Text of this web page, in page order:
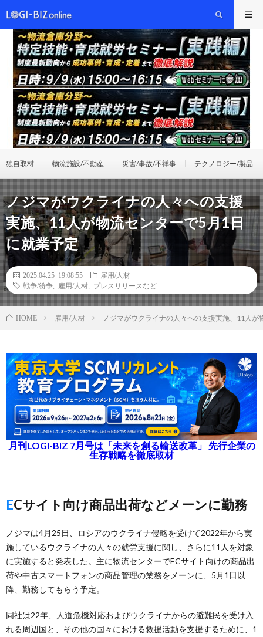
独自取材 物流施設/不動産 災害/事故/不祥事 テクノロジー/製品
ノジマがウクライナの人々への支援
実施、11人が物流センターで5月1日
に就業予定
2025.04.25 19:08:55
雇用/人材
戦争/紛争
雇用/人材 プレスリリースなど
HOME 雇用/人材 ノジマがウクライナの人々への支援実施、11人
月刊LOGI-BIZ 7月号は「未来を創る輸送改革」 先行企業の
生存戦略を徹底取材
ECサイト向け商品出荷などメーンに勤務
ノジマは4月25日、ロシアのウクライナ侵略を受けて2022年から実
施しているウクライナの人々の就労支援に関し、さらに11人を対象
に実施すると発表した。主に物流センターでECサイト向けの商品出
荷や中古スマートフォンの商品管理の業務をメーンに、5月1日以
降、勤務してもらう予定。
同社は22年、人道危機対応およびウクライナからの避難民を受け入
れる周辺国と、その他の国々における救援活動を支援するために、1